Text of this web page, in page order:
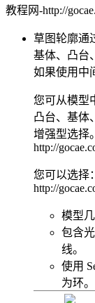
教程网-http://
草图轮廓通
基体、凸台
如果使用中
您可从模型
凸台、基体
增强型选择。
http://
您可以选择：
http://
模型
包含
线。
使用
为环。